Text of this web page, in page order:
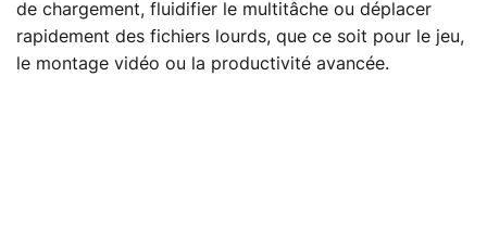
de chargement, fluidifier le multitâche ou déplacer
rapidement des fichiers lourds, que ce soit pour le jeu,
le montage vidéo ou la productivité avancée.